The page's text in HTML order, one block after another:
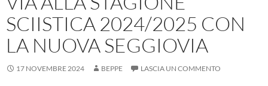
SCIISTICA 2024/2025 CON
LA NUOVA SEGGIOVIA
17 NOVEMBRE 2024 BEPPE LASCIA UN COMMENTO